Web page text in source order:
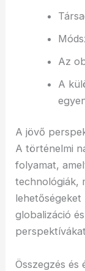
Az
A
A jövő
A történelmi
folyamat,
technológiák,
globalizáció
Összegzés